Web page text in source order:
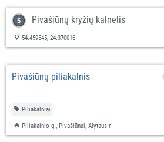
Pivašiūnų kryžių kalnelis
54.459545, 24.370016
Pivašiūnų piliakalnis
Piliakalniai
Piliakalnio g., Pivašiūnai, Alytaus r.